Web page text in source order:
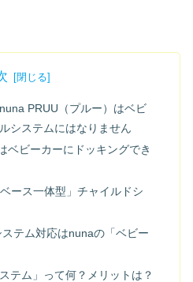
PRUU（プルー）はベビ
システムにはなりません
ベビーカーにドッキングでき
ース一体型」チャイルドシ
テム対応はnunaの「ベビー
テム」って何？メリットは？